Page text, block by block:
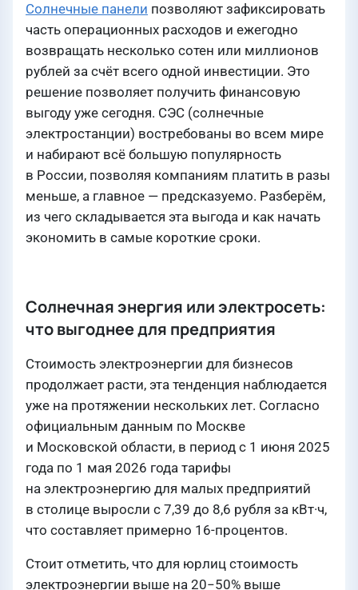
Солнечные панели позволяют зафиксировать
часть операционных расходов и ежегодно
возвращать несколько сотен или миллионов
рублей за счёт всего одной инвестиции. Это
решение позволяет получить финансовую
выгоду уже сегодня. СЭС (солнечные
электростанции) востребованы во всем мире
и набирают всё большую популярность
в России, позволяя компаниям платить в разы
меньше, а главное — предсказуемо. Разберём,
из чего складывается эта выгода и как начать
экономить в самые короткие сроки.
Солнечная энергия или электросеть:
что выгоднее для предприятия
Стоимость электроэнергии для бизнесов
продолжает расти, эта тенденция наблюдается
уже на протяжении нескольких лет. Согласно
официальным данным по Москве
и Московской области, в период с 1 июня 2025
года по 1 мая 2026 года тарифы
на электроэнергию для малых предприятий
в столице выросли с 7,39 до 8,6 рубля за кВт·ч,
что составляет примерно 16-процентов.
Стоит отметить, что для юрлиц стоимость
электроэнергии выше на 20−50% выше